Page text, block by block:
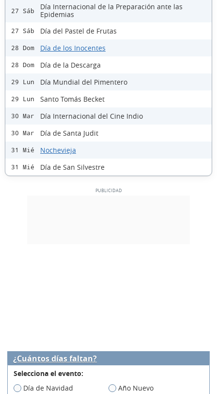
27 Sáb
Día Internacional de la Preparación ante las
Epidemias
27 Sáb Día del Pastel de Frutas
28 Dom Día de los Inocentes
28 Dom Día de la Descarga
29 Lun Día Mundial del Pimentero
29 Lun Santo Tomás Becket
30 Mar Día Internacional del Cine Indio
30 Mar Día de Santa Judit
31 Mié Nochevieja
31 Mié Día de San Silvestre
¿Cuántos días faltan?
Selecciona el evento:
Día de Navidad
Año Nuevo